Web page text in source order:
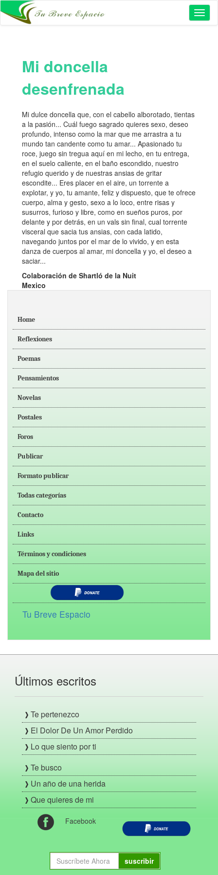
Mi doncella
desenfrenada
Mi dulce doncella que, con el cabello alborotado, tientas
a la pasión... Cuál fuego sagrado quieres sexo, deseo
profundo, intenso como la mar que me arrastra a tu
mundo tan candente como tu amar... Apasionado tu
roce, juego sin tregua aquí en mi lecho, en tu entrega,
en el suelo caliente, en el baño escondido, nuestro
refugio querido y de nuestras ansias de gritar
escondite... Eres placer en el aire, un torrente a
explotar, y yo, tu amante, feliz y dispuesto, que te ofrece
cuerpo, alma y gesto, sexo a lo loco, entre risas y
susurros, furioso y libre, como en sueños puros, por
delante y por detrás, en un vals sin final, cual torrente
visceral que sacia tus ansias, con cada latido,
navegando juntos por el mar de lo vivido, y en esta
danza de cuerpos al amar, mi doncella y yo, el deseo a
saciar...
Colaboración de Shartló de la Nuit
Mexico
Home
Reflexiones
Poemas
Pensamientos
Novelas
Postales
Foros
Publicar
Formato publicar
Todas categorías
Contacto
Links
Términos y condiciones
Mapa del sitio
Tu Breve Espacio
Últimos escritos
Te pertenezco
El Dolor De Un Amor Perdido
Lo que siento por ti
Te busco
Un año de una herida
Que quieres de mi
Facebook
suscribir